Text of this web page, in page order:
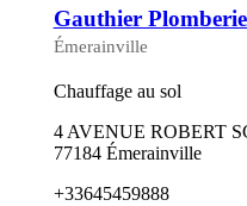
Gauthier Plomberie
Émerainville
Chauffage au sol
4 AVENUE ROBERT
77184 Émerainville
+33645459888